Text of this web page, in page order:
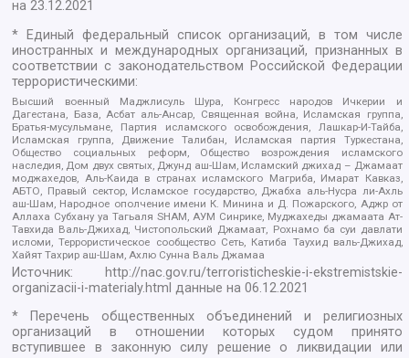
на23.12.2021
* Единый федеральный список организаций, в том числе
иностранных и международных организаций, признанных в
соответствии с законодательством Российской Федерации
террористическими:
Высший военный Маджлисуль Шура, Конгресс народов Ичкерии и
Дагестана, База, Асбат аль-Ансар, Священная война, Исламская группа,
Братья-мусульмане, Партия исламского освобождения, Лашкар-И-Тайба,
Исламская группа, Движение Талибан, Исламская партия Туркестана,
Общество социальных реформ, Общество возрождения исламского
наследия, Дом двух святых, Джунд аш-Шам, Исламский джихад – Джамаат
моджахедов, Аль-Каида в странах исламского Магриба, Имарат Кавказ,
АБТО, Правый сектор, Исламское государство, Джабха аль-Нусра ли-Ахль
аш-Шам, Народное ополчение имени К. Минина и Д. Пожарского, Аджр от
Аллаха Субхану уа Тагьаля SHAM, АУМ Синрике, Муджахеды джамаата Ат-
Тавхида Валь-Джихад, Чистопольский Джамаат, Рохнамо ба суи давлати
исломи, Террористическое сообщество Сеть, Катиба Таухид валь-Джихад,
Хайят Тахрир аш-Шам, Ахлю Сунна Валь Джамаа
Источник:
http://nac.gov.ru/terroristicheskie-i-ekstremistskie-
organizacii-i-materialy.html данные на06.12.2021
* Перечень общественных объединений и религиозных
организаций в отношении которых судом принято
вступившее в законную силу решение о ликвидации или